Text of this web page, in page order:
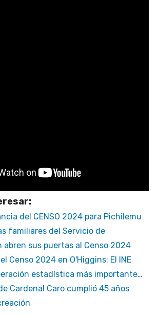
del CENSO 2024 para Pichilemu
familiares del Servicio de
abren sus puertas al Censo 2024
Censo 2024 en O'Higgins: El INE
estadística más importante…
Cardenal Caro cumplió 45 años